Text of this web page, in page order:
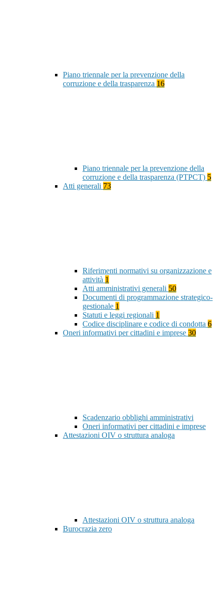
Piano triennale per la prevenzione della
corruzione e della trasparenza 16
Piano triennale per la prevenzione della
corruzione e della trasparenza (PTPCT) 5
Atti generali 73
Riferimenti normativi su organizzazione e
attività 1
Atti amministrativi generali 50
Documenti di programmazione strategico-
gestionale 1
Statuti e leggi regionali 1
Codice disciplinare e codice di condotta 6
Oneri informativi per cittadini e imprese 30
Scadenzario obblighi amministrativi
Oneri informativi per cittadini e imprese
Attestazioni OIV o struttura analoga
Attestazioni OIV o struttura analoga
Burocrazia zero